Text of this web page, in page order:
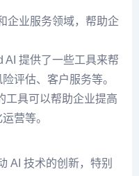
企业服务领域，帮助企
AI 提供了一些工具来帮
评估、客户服务等。
工具可以帮助企业提高
营等。
AI 技术的创新，特别